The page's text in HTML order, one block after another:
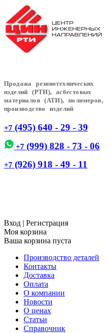
Продажа резинотехнических
изделий (РТИ), асбестовых
материалов (АТИ), полимеров,
производство изделий
+7 (495) 640 - 29 - 39
+7 (999) 828 - 73 - 06
+7 (926) 918 - 49 - 11
Вход | Регистрация
Моя корзина
Ваша корзина пуста
Производство деталей
Контакты
Доставка
Оплата
О компании
Новости
О ценах
Статьи
Справочник